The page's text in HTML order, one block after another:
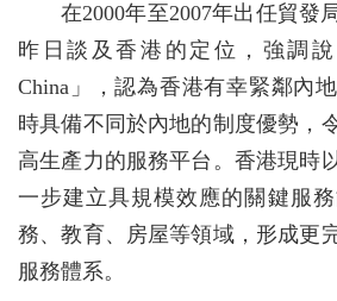
在2000年至2007年出任貿發
昨日談及香港的定位，強調說
China」，認為香港有幸緊鄰內
時具備不同於內地的制度優勢，
高生產力的服務平台。香港現時
一步建立具規模效應的關鍵服
務、教育、房屋等領域，形成更
服務體系。